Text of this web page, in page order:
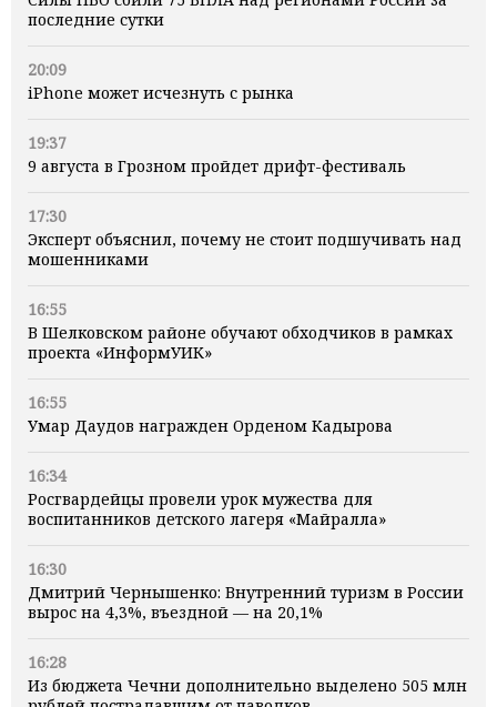
последние сутки
20:09
iPhone может исчезнуть с рынка
19:37
9 августа в Грозном пройдет дрифт-фестиваль
17:30
Эксперт объяснил, почему не стоит подшучивать над
мошенниками
16:55
В Шелковском районе обучают обходчиков в рамках
проекта «ИнформУИК»
16:55
Умар Даудов награжден Орденом Кадырова
16:34
Росгвардейцы провели урок мужества для
воспитанников детского лагеря «Майралла»
16:30
Дмитрий Чернышенко: Внутренний туризм в России
вырос на 4,3%, въездной — на 20,1%
16:28
Из бюджета Чечни дополнительно выделено 505 млн